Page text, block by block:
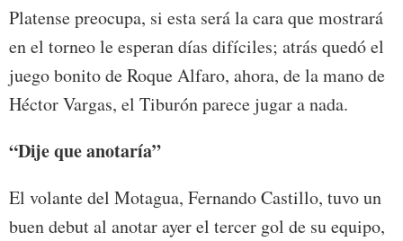
Platense preocupa, si esta será la cara que mostrará
en el torneo le esperan días difíciles; atrás quedó el
juego bonito de Roque Alfaro, ahora, de la mano de
Héctor Vargas, el Tiburón parece jugar a nada.
“Dije que anotaría”
El volante del Motagua, Fernando Castillo, tuvo un
buen debut al anotar ayer el tercer gol de su equipo,